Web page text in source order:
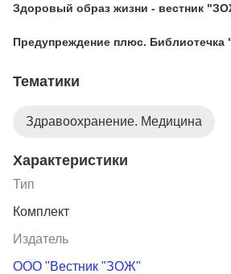
Здоровый образ жизни - вестник
Предупреждение плюс.
Тематики
Здравоохранение. Медицина
Характеристики
Тип
Комплект
Издатель
ООО "Вестник "ЗОЖ"